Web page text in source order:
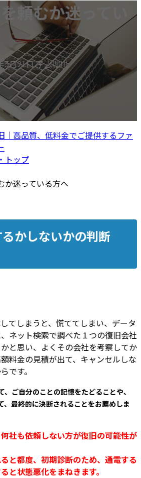
頼むか迷ってい
5月21日孝志堀川
｜高品質、低料金でご提供するファ
トップ
か迷っている方へ
かしないかの判断
てしまうと、慌ててしまい、データ
ネット検索で調べた１つの復旧会社
と思い、よくその会社を考察してか
料金の見積が出て、キャンセルしな
です。
ご自分のことの記憶をたどることや、
、最終的に決断されることをお薦めしま
社も依頼しない方が復旧の可能性が
と都度、初期診断のため、通電する
と状態悪化をまねきます。